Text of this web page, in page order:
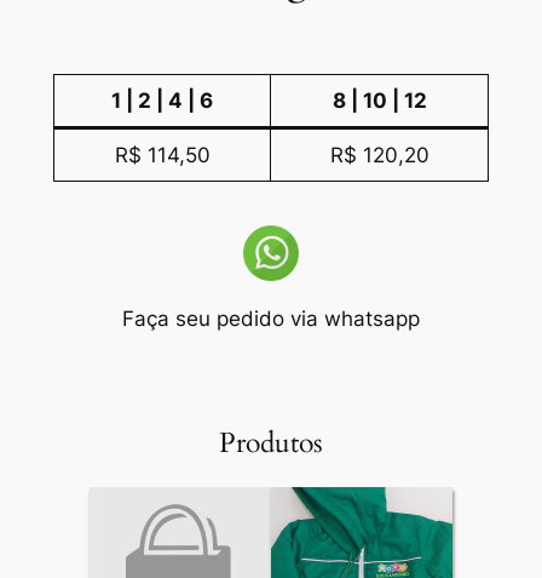
1 | 2 | 4 | 6 8 | 10 | 12
R$ 114,50 R$ 120,20
Faça seu pedido via whatsapp
Produtos